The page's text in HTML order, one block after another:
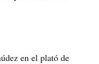
en el plató de